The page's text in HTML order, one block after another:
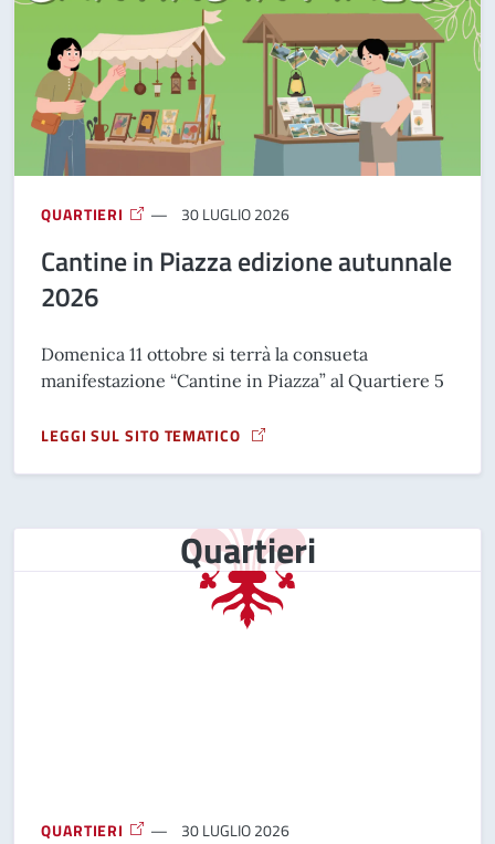
QUARTIERI 30 LUGLIO 2026
Cantine in Piazza edizione autunnale
2026
Domenica 11 ottobre si terrà la consueta
manifestazione “Cantine in Piazza” al Quartiere 5
LEGGI SUL SITO TEMATICO
A PROPOSITO DI CANTINE IN PIAZZA EDIZIONE
Quartieri
QUARTIERI 30 LUGLIO 2026